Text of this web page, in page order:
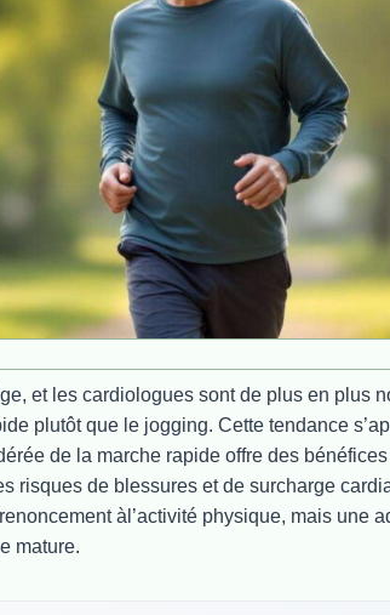
et les cardiologues sont de plus en plus
plutôt que le jogging. Cette tendance
de la marche rapide offre des
risques de blessures et de surcharge
àl’activité physique, mais une
mature.